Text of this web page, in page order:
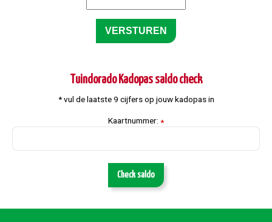
Tuindorado Kadopas saldo check
* vul de laatste 9 cijfers op jouw kadopas in
Kaartnummer: *
Check saldo